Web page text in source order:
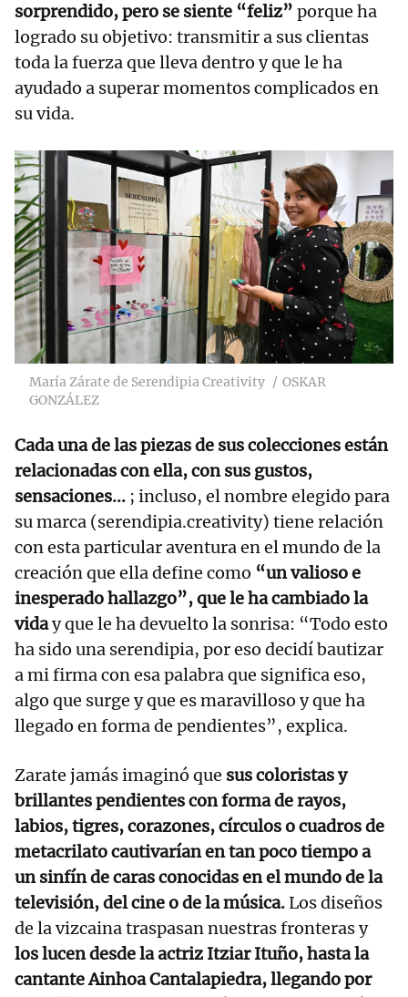
sorprendido, pero se siente “feliz” porque ha
logrado su objetivo: transmitir a sus clientas
toda la fuerza que lleva dentro y que le ha
ayudado a superar momentos complicados en
su vida.
María Zárate de Serendipia Creativity
OSKAR
GONZÁLEZ
Cada una de las piezas de sus colecciones están
relacionadas con ella, con sus gustos,
sensaciones... ; incluso, el nombre elegido para
su marca (serendipia.creativity) tiene relación
con esta particular aventura en el mundo de la
creación que ella define como “un valioso e
inesperado hallazgo”, que le ha cambiado la
viday que le ha devuelto la sonrisa: “Todo esto
ha sido una serendipia, por eso decidí bautizar
a mi firma con esa palabra que significa eso,
algo que surge y que es maravilloso y que ha
llegado en forma de pendientes”, explica.
Zarate jamás imaginó que sus coloristas y
brillantes pendientes con forma de rayos,
labios, tigres, corazones, círculos o cuadros de
metacrilato cautivarían en tan poco tiempo a
un sinfín de caras conocidas en el mundo de la
televisión, del cine o de la música.Los diseños
de la vizcaina traspasan nuestras fronteras y
los lucen desde la actriz Itziar Ituño, hasta la
cantante Ainhoa Cantalapiedra, llegando por